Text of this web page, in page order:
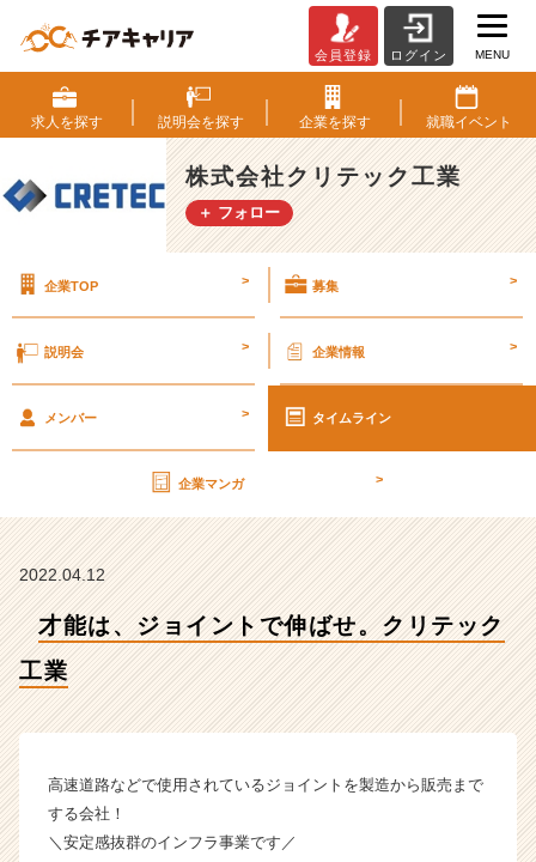
能
は、
ジ
ョ
イ
ン
ば
リ
工
業
社
ク
業
タ
会員登録 ログイン MENU
求人を探す 説明会を探す 企業を探す 就職イベント
株式会社クリテック工業
＋ フォロー
企業TOP > 募集 >
説明会 > 企業情報 >
メンバー > タイムライン
企業マンガ >
2022.04.12
才能は、ジョイントで伸ばせ。クリテック
工業
高速道路などで使用されているジョイントを製造から販売まで
する会社！
＼安定感抜群のインフラ事業です／